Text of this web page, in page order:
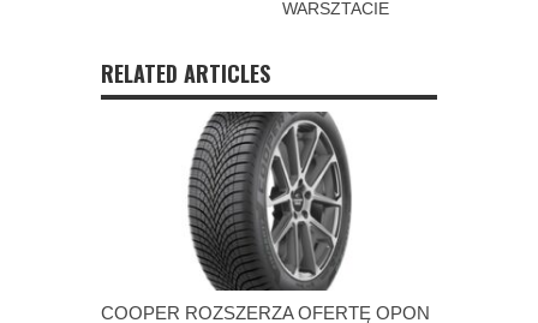
WARSZTACIE
RELATED ARTICLES
COOPER ROZSZERZA OFERTĘ OPON